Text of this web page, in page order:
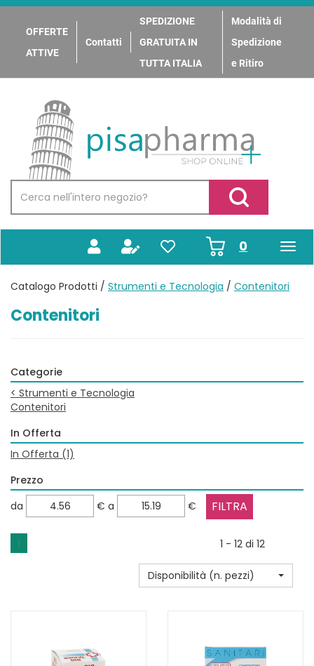
Passa
contenuto
principale
OFFERTE
ATTIVE
Contatti
SPEDIZIONE
GRATUITA IN
TUTTA ITALIA
Modalità di
Spedizione
e Ritiro
PisaPharma
Prodotto
Cerca Prodotto
0prodotti
inseriti
Catalogo Prodotti / Strumenti e Tecnologia / Contenitori
Contenitori
Categorie
< Strumenti e Tecnologia
Contenitori
In Offerta
In Offerta (1)
Prezzo
filtra
da € filtra
a €
1 1 - 12 di 12
Disponibilità (n. pezzi)